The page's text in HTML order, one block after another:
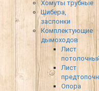
Хомуты трубные
Шибера,
заслонки
Комплектующие
дымоходов
Лист
Лист
Опора